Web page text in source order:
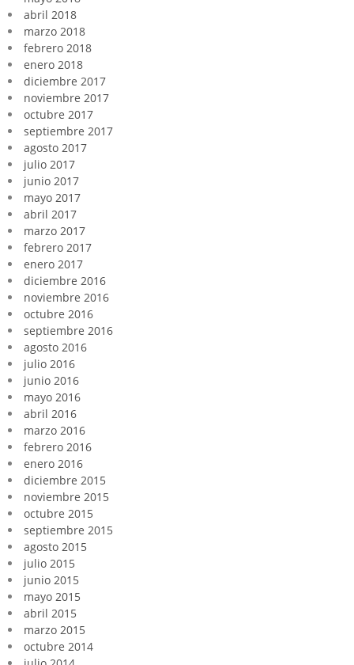
abril 2018
marzo 2018
febrero 2018
enero 2018
diciembre 2017
noviembre 2017
octubre 2017
septiembre 2017
agosto 2017
julio 2017
junio 2017
mayo 2017
abril 2017
marzo 2017
febrero 2017
enero 2017
diciembre 2016
noviembre 2016
octubre 2016
septiembre 2016
agosto 2016
julio 2016
junio 2016
mayo 2016
abril 2016
marzo 2016
febrero 2016
enero 2016
diciembre 2015
noviembre 2015
octubre 2015
septiembre 2015
agosto 2015
julio 2015
junio 2015
mayo 2015
abril 2015
marzo 2015
octubre 2014